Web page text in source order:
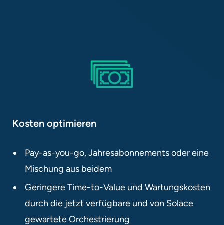
Kosten optimieren​​
Pay-as-you-go, Jahresabonnements oder eine
Mischung aus beidem​
Geringere Time-to-Value und Wartungskosten
durch die jetzt verfügbare und von Solace
gewartete Orchestrierung​